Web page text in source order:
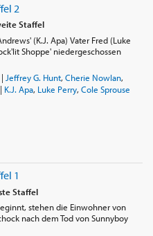
2
Staffel
(K.J. Apa) Vater Fred (Luke
Shoppe' niedergeschossen
| Jeffrey G. Hunt, Cherie Nowlan,
K.J. Apa, Luke Perry, Cole Sprouse
1
Staffel
stehen die Einwohner von
nach dem Tod von Sunnyboy